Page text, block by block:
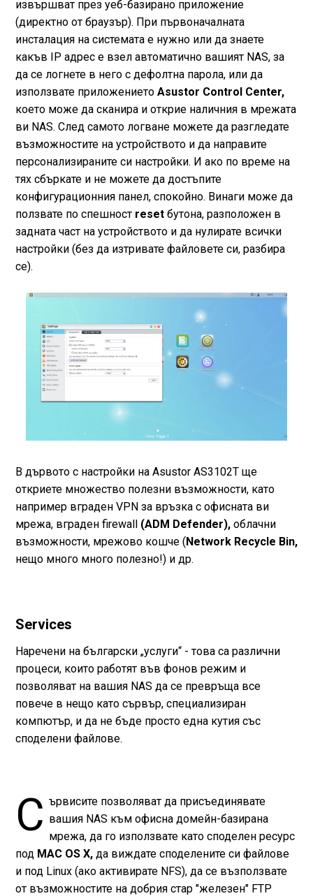
извършват през уеб-базирано приложение
(директно от браузър). При първоначалната
инсталация на системата е нужно или да знаете
какъв IP адрес е взел автоматично вашият NAS, за
да се логнете в него с дефолтна парола, или да
използвате приложението Asustor Control Center,
което може да сканира и открие наличния в мрежата
ви NAS. След самото логване можете да разгледате
възможностите на устройството и да направите
персонализираните си настройки. И ако по време на
тях сбъркате и не можете да достъпите
конфигурационния панел, спокойно. Винаги може да
ползвате по спешност reset бутона, разположен в
задната част на устройството и да нулирате всички
настройки (без да изтривате файловете си, разбира
се).
В дървото с настройки на Asustor AS3102T ще
откриете множество полезни възможности, като
например вграден VPN за връзка с офисната ви
мрежа, вграден firewall (ADM Defender),облачни
възможности, мрежово кошче (Network Recycle Bin,
нещо много много полезно!) и др.
Services
Наречени на български „услуги“ - това са различни
процеси, които работят във фонов режим и
позволяват на вашия NAS да се превръща все
повече в нещо като сървър, специализиран
компютър, и да не бъде просто една кутия със
споделени файлове.
С ървисите позволяват да присъединявате
вашия NAS към офисна домейн-базирана
мрежа, да го използвате като споделен ресурс
под MAC OS X,да виждате споделените си файлове
и под Linux (ако активирате NFS), да се възползвате
от възможностите на добрия стар "железен" FTP